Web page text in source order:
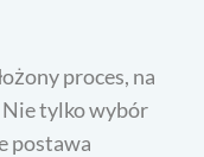
proces, na
Nie tylko wybór
postawa